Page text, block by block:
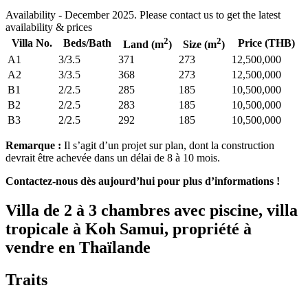
Availability - December 2025. Please contact us to get the latest
availability & prices
Villa No.
Beds/Bath Land (m2) Size (m2)
Price (THB)
A1
3/3.5 371 273
12,500,000
A2
3/3.5 368 273
12,500,000
B1
2/2.5 285 185
10,500,000
B2
2/2.5 283 185
10,500,000
B3
2/2.5 292 185 10,500,000
Remarque : Il s’agit d’un projet sur plan, dont la construction
devrait être achevée dans un délai de 8 à 10 mois.
Contactez-nous dès aujourd’hui pour plus d’informations !
Villa de 2 à 3 chambres avec piscine, villa
tropicale à Koh Samui, propriété à
vendre en Thaïlande
Traits